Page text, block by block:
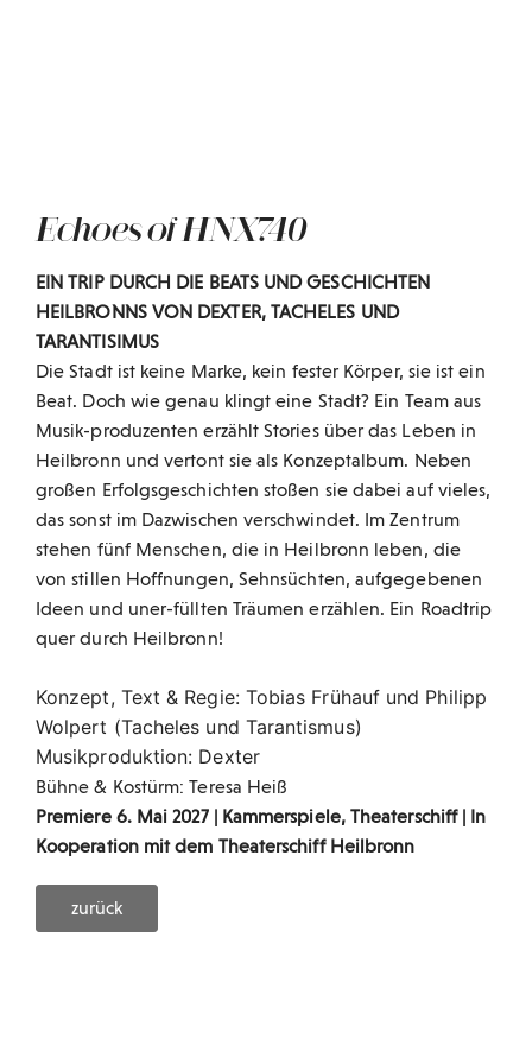
Echoes of HNX740
EIN TRIP DURCH DIE BEATS UND GESCHICHTEN
HEILBRONNS VON DEXTER, TACHELES UND
TARANTISIMUS
Die Stadt ist keine Marke, kein fester Körper, sie ist ein
Beat. Doch wie genau klingt eine Stadt? Ein Team aus
Musik-produzenten erzählt Stories über das Leben in
Heilbronn und vertont sie als Konzeptalbum. Neben
großen Erfolgsgeschichten stoßen sie dabei auf vieles,
das sonst im Dazwischen verschwindet. Im Zentrum
stehen fünf Menschen, die in Heilbronn leben, die
von stillen Hoffnungen, Sehnsüchten, aufgegebenen
Ideen und uner-füllten Träumen erzählen. Ein Roadtrip
quer durch Heilbronn!
Konzept, Text & Regie: Tobias Frühauf und Philipp
Wolpert (Tacheles und Tarantismus)
Musikproduktion: Dexter
Bühne & Kostürm: Teresa Heiß
Premiere 6. Mai 2027 | Kammerspiele, Theaterschiff | In
Kooperation mit dem Theaterschiff Heilbronn
zurück